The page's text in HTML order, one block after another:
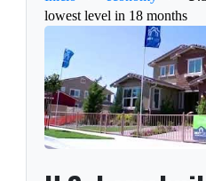
lowest level in 18 months